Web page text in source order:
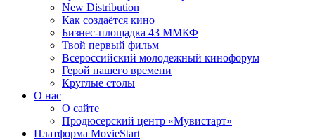
New Distribution
Как создаётся кино
Бизнес-площадка 43 ММКФ
Твой первый фильм
Всероссийский молодежный кинофорум
Герой нашего времени
Круглые столы
О нас
О сайте
Продюсерский центр «Мувистарт»
Платформа MovieStart